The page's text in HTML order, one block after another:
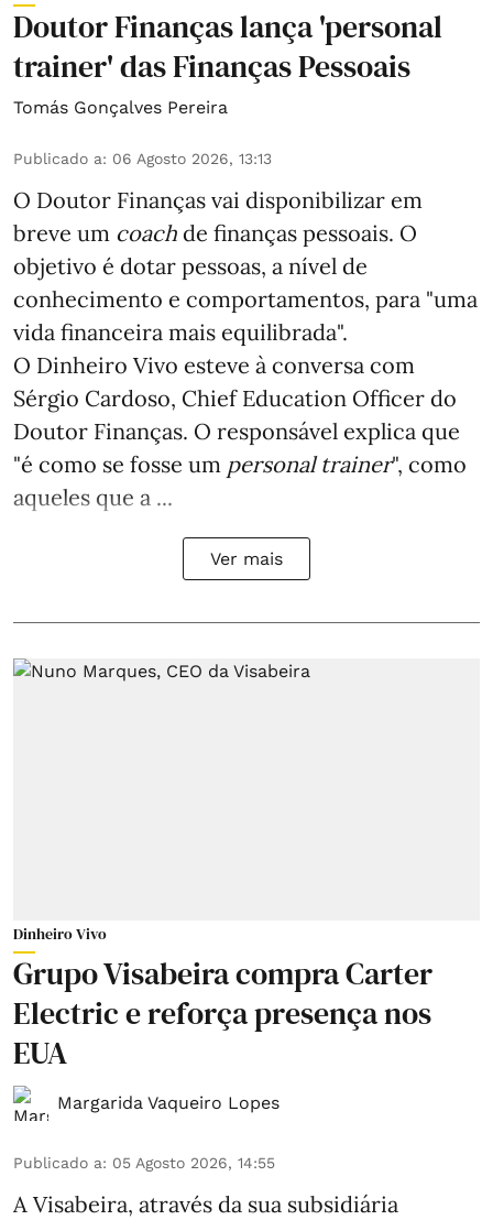
Doutor Finanças lança 'personal
trainer' das Finanças Pessoais
Tomás Gonçalves Pereira
Publicado a: 06 Agosto 2026, 13:13
O Doutor Finanças vai disponibilizar em
breve um coach de finanças pessoais. O
objetivo é dotar pessoas, a nível de
conhecimento e comportamentos, para "uma
vida financeira mais equilibrada".
O Dinheiro Vivo esteve à conversa com
Sérgio Cardoso, Chief Education Officer do
Doutor Finanças. O responsável explica que
"é como se fosse um personal trainer", como
aqueles que a ...
Ver mais
Dinheiro Vivo
Grupo Visabeira compra Carter
Electric e reforça presença nos
EUA
Margarida Vaqueiro Lopes
Publicado a: 05 Agosto 2026, 14:55
A Visabeira, através da sua subsidiária